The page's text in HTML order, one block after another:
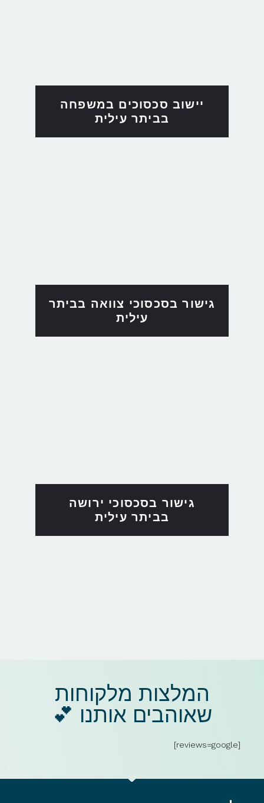
יישוב סכסוכים במשפחה
בביתר עילית
גישור בסכסוכי צוואה בביתר
עילית
גישור בסכסוכי ירושה
בביתר עילית
המלצות מלקוחות
שאוהבים אותנו 💕​
[reviews=google]